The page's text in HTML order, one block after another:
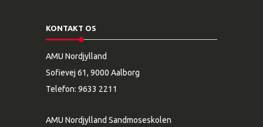
KONTAKT OS
AMU Nordjylland
Sofievej 61, 9000 Aalborg
Telefon: 9633 2211
AMU Nordjylland Sandmoseskolen